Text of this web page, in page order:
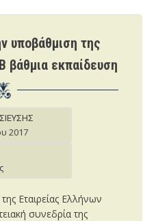
υποβάθμιση της
βάθμια εκπαίδευση
2017
Εταιρείας Ελλήνων
συνεδρία της